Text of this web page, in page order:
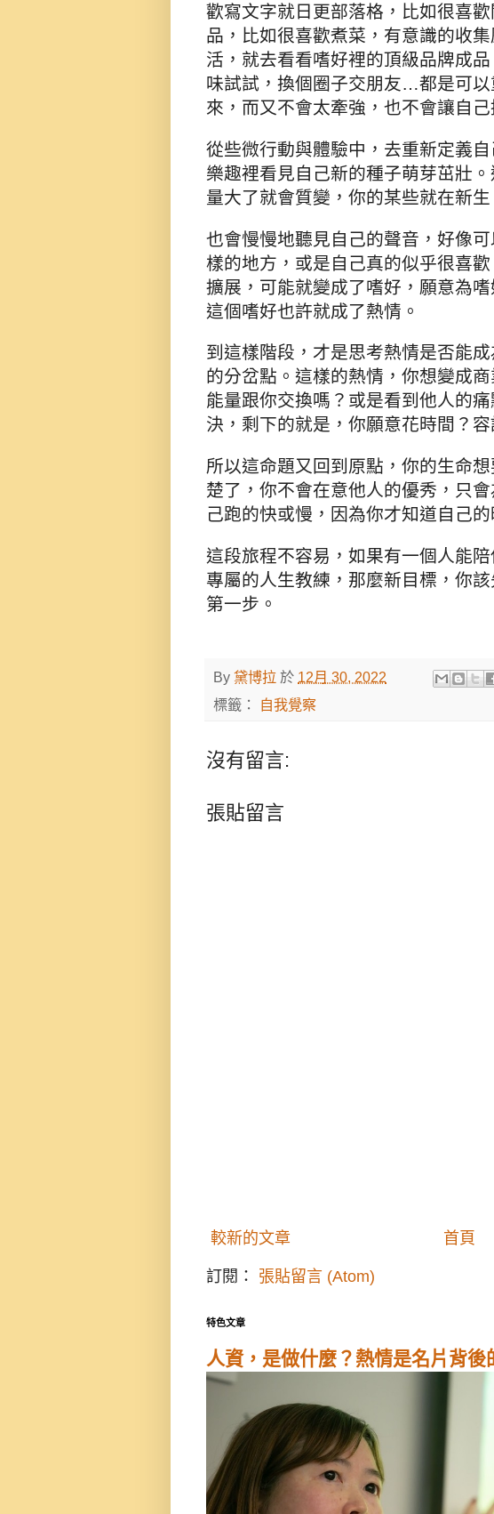
歡寫文字就日更部落格，比如很喜
品，比如很喜歡煮菜，有意識的收
活，就去看看嗜好裡的頂級品牌成
味試試，換個圈子交朋友…都是可
來，而又不會太牽強，也不會讓自
從些微行動與體驗中，去重新定義
樂趣裡看見自己新的種子萌芽茁壯
量大了就會質變，你的某些就在新生
也會慢慢地聽見自己的聲音，好像
樣的地方，或是自己真的似乎很喜
擴展，可能就變成了嗜好，願意為
這個嗜好也許就成了熱情。
到這樣階段，才是思考熱情是否能
的分岔點。這樣的熱情，你想變成
能量跟你交換嗎？或是看到他人的
決，剩下的就是，你願意花時間？
所以這命題又回到原點，你的生命
楚了，你不會在意他人的優秀，只
己跑的快或慢，因為你才知道自己的
這段旅程不容易，如果有一個人能
專屬的人生教練，那麼新目標，你
第一步。
By 黛博拉 於 12月 30, 2022
標籤：
自我覺察
沒有留言:
張貼留言
較新的文章 首頁
訂閱： 張貼留言 (Atom)
特色文章
人資，是做什麼？熱情是名片背